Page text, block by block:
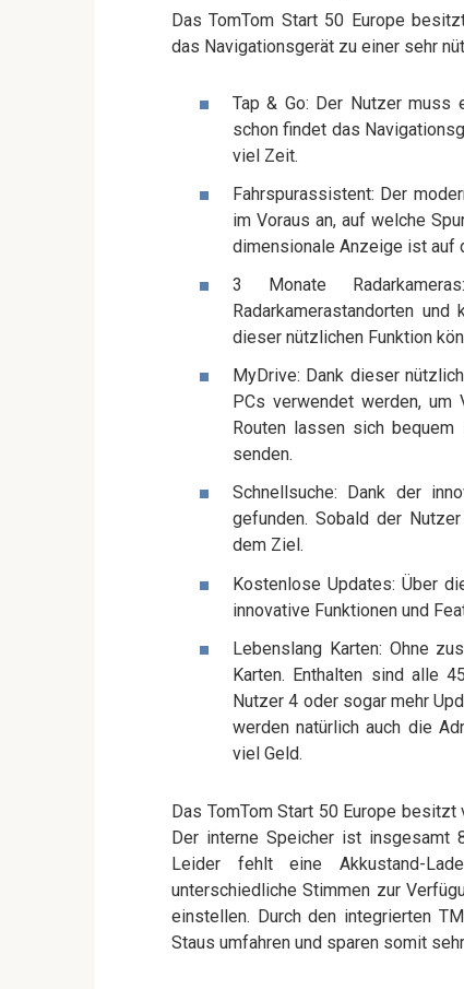
Das TomTom Start 50 Europe
das Navigationsgerät zu einer sehr
Tap & Go: Der Nutzer muss
schon findet das
viel Zeit.
Fahrspurassistent: Der
im Voraus an, auf welche
dimensionale Anzeige ist auf
3 Monate
Radarkamerastandorten
dieser nützlichen Funktion
MyDrive: Dank dieser
PCs verwendet werden, um
Routen lassen sich
senden.
Schnellsuche: Dank der
gefunden. Sobald der
dem Ziel.
Kostenlose Updates: Über
innovative Funktionen und
Lebenslang Karten: Ohne
Karten. Enthalten sind alle
Nutzer 4 oder sogar mehr
werden natürlich auch die
viel Geld.
Das TomTom Start 50 Europe
Der interne Speicher ist insgesamt
Leider fehlt eine Akkustand-
unterschiedliche Stimmen zur
einstellen. Durch den integrierten
Staus umfahren und sparen somit